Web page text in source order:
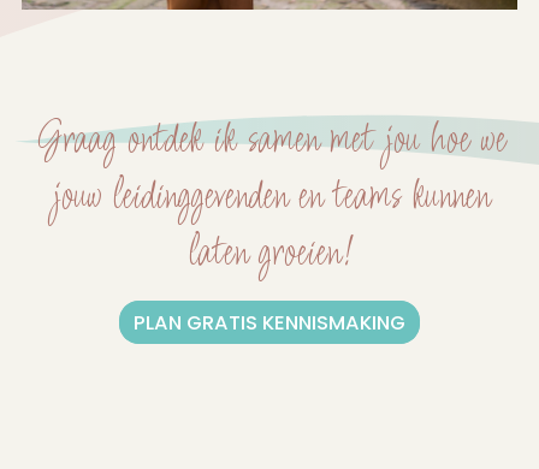
Graag ontdek ik samen met jou hoe we
jouw leidinggevenden en teams kunnen
laten groeien!
PLAN GRATIS KENNISMAKING